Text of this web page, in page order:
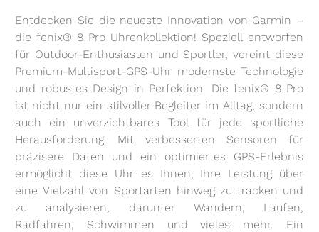
Entdecken Sie die neueste Innovation von Garmin –
die fenix® 8 Pro Uhrenkollektion! Speziell entworfen
für Outdoor-Enthusiasten und Sportler, vereint diese
Premium-Multisport-GPS-Uhr modernste Technologie
und robustes Design in Perfektion. Die fenix® 8 Pro
ist nicht nur ein stilvoller Begleiter im Alltag, sondern
auch ein unverzichtbares Tool für jede sportliche
Herausforderung. Mit verbesserten Sensoren für
präzisere Daten und ein optimiertes GPS-Erlebnis
ermöglicht diese Uhr es Ihnen, Ihre Leistung über
eine Vielzahl von Sportarten hinweg zu tracken und
zu analysieren, darunter Wandern, Laufen,
Radfahren, Schwimmen und vieles mehr. Ein